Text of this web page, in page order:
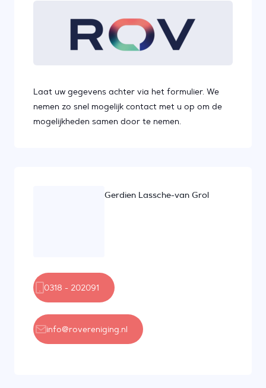
Laat uw gegevens achter via het formulier. We
nemen zo snel mogelijk contact met u op om de
mogelijkheden samen door te nemen.
Gerdien Lassche-van Grol
0318 - 202091
info@rovereniging.nl